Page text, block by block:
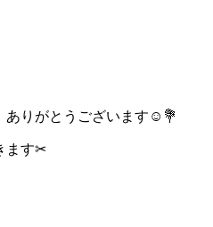
ありがとうございます☺️💐
ます✂︎